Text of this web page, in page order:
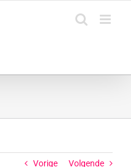
Vorige Volgende